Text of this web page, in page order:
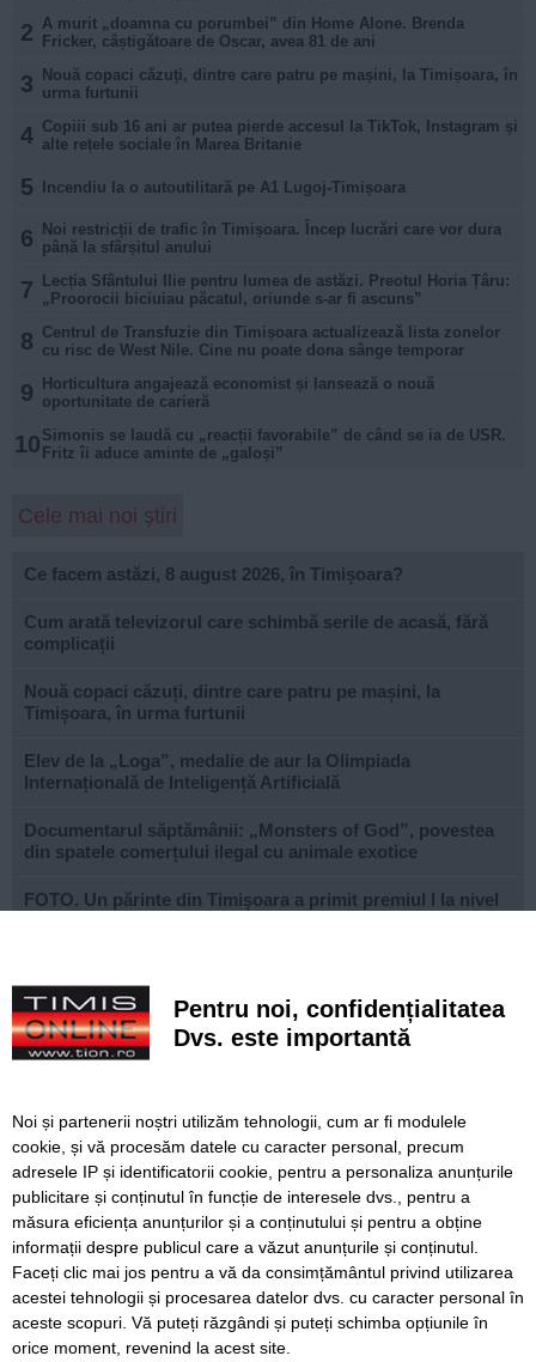
2 A murit „doamna cu porumbei” din Home Alone. Brenda
Fricker, câștigătoare de Oscar, avea 81 de ani
3
Nouă copaci căzuți, dintre care patru pe mașini, la Timișoara, în
urma furtunii
4 Copiii sub 16 ani ar putea pierde accesul la TikTok, Instagram și
alte rețele sociale în Marea Britanie
5 Incendiu la o autoutilitară pe A1 Lugoj-Timișoara
6
Noi restricții de trafic în Timișoara. Încep lucrări care vor dura
până la sfârșitul anului
7
Lecția Sfântului Ilie pentru lumea de astăzi. Preotul Horia Țâru:
„Proorocii biciuiau păcatul, oriunde s-ar fi ascuns”
8 Centrul de Transfuzie din Timișoara actualizează lista zonelor
cu risc de West Nile. Cine nu poate dona sânge temporar
9
Horticultura angajează economist și lansează o nouă
oportunitate de carieră
10 Simonis se laudă cu „reacții favorabile” de când se ia de USR.
Fritz îi aduce aminte de „galoși”
Cele mai noi știri
Ce facem astăzi, 8 august 2026, în Timișoara?
Cum arată televizorul care schimbă serile de acasă, fără
complicații
Nouă copaci căzuți, dintre care patru pe mașini, la
Timișoara, în urma furtunii
Elev de la „Loga”, medalie de aur la Olimpiada
Internațională de Inteligență Artificială
Documentarul săptămânii: „Monsters of God”, povestea
din spatele comerțului ilegal cu animale exotice
FOTO. Un părinte din Timișoara a primit premiul I la nivel
Când va fi montat gazonul și când va fi inaugurat
stadionul
VIDEO. Carambol în zona Metro din Calea Șagului. O
A vândut anvelope și piese auto ani la rând, dar nu a
declarat veniturile. Prejudiciu de aproape 30.000 de euro
Live-uri obscene urmărite de peste 22.000 de oameni. Doi
bărbați din Timiș au fost reținuți
SERVICII Redactia Folosinta Cookie-urilor
Pentru noi, confidențialitatea
Dvs. este importantă
Noi și partenerii noștri utilizăm tehnologii, cum ar fi modulele
cookie, și vă procesăm datele cu caracter personal, precum
adresele IP și identificatorii cookie, pentru a personaliza anunțurile
publicitare și conținutul în funcție de interesele dvs., pentru a
măsura eficiența anunțurilor și a conținutului și pentru a obține
informații despre publicul care a văzut anunțurile și conținutul.
Faceți clic mai jos pentru a vă da consimțământul privind utilizarea
acestei tehnologii și procesarea datelor dvs. cu caracter personal în
aceste scopuri. Vă puteți răzgândi și puteți schimba opțiunile în
orice moment, revenind la acest site.